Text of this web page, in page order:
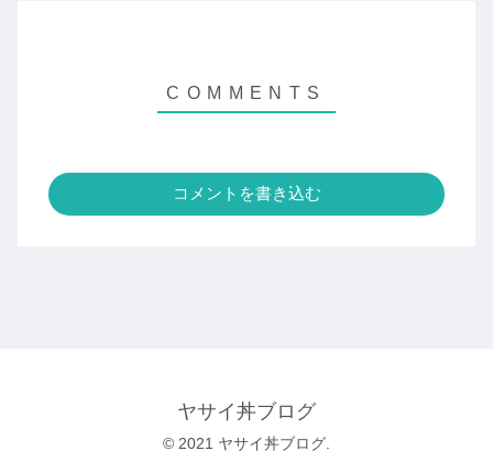
コメントを書き込む
ヤサイ丼ブログ
© 2021 ヤサイ丼ブログ.